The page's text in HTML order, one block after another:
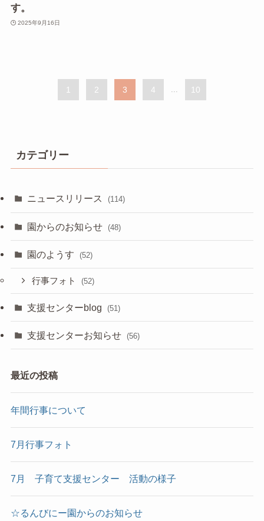
す。
2025年9月16日
1 2 3 4 ... 10
カテゴリー
ニュースリリース (114)
園からのお知らせ (48)
園のようす (52)
行事フォト (52)
支援センターblog (51)
支援センターお知らせ (56)
最近の投稿
年間行事について
7月行事フォト
7月 子育て支援センター 活動の様子
☆るんびにー園からのお知らせ